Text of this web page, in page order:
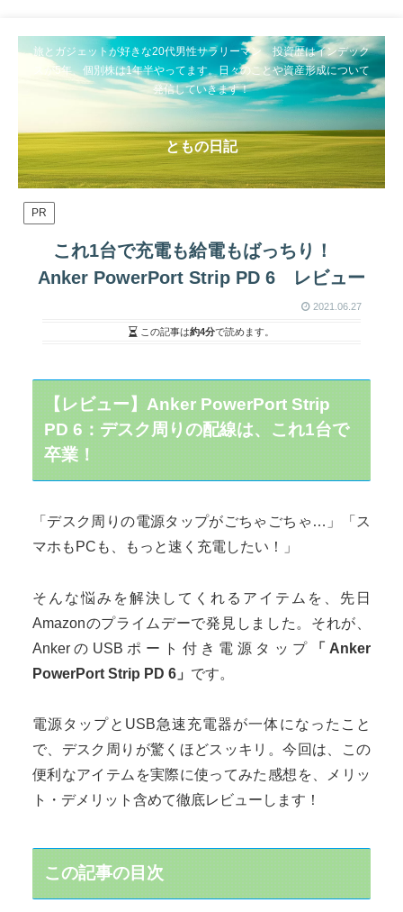
旅とガジェットが好きな20代男性サラリーマン 投資歴はインデック
スが5年、個別株は1年半やってます。日々のことや資産形成について
発信していきます！
ともの日記
PR
これ1台で充電も給電もばっちり！
Anker PowerPort Strip PD 6 レビュー
2021.06.27
この記事は約4分で読めます。
【レビュー】Anker PowerPort Strip
PD 6：デスク周りの配線は、これ1台で
卒業！
「デスク周りの電源タップがごちゃごちゃ…」「ス
マホもPCも、もっと速く充電したい！」
そんな悩みを解決してくれるアイテムを、先日
Amazonのプライムデーで発見しました。それが、
AnkerのUSBポート付き電源タップ
「Anker
PowerPort Strip PD 6」 です。
電源タップとUSB急速充電器が一体になったこと
で、デスク周りが驚くほどスッキリ。今回は、この
便利なアイテムを実際に使ってみた感想を、メリッ
ト・デメリット含めて徹底レビューします！
この記事の目次